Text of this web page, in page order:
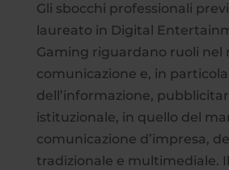
Gli sbocchi professionali
laureato in Digital
Gaming riguardano ruoli nel
comunicazione e, in
dell’informazione,
istituzionale, in quello del
comunicazione d’impresa,
tradizionale e multimediale.